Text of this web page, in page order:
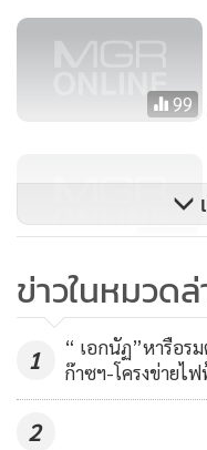
ขณะที่กระทรวงเกษตรแ
เกษตรกรปราดเปรื่อง
เรียนรู้การเพิ่มประสิทธิภ
ส่งเสริมเกษตรแบบแปลง
รับรองคุณภาพสินค้าประ
สินค้าเกษตรโดยการจด
GAP และธนาคารเพื่อก
โครงการเตรียมความพร้
รัฐและเอกชน
นายทองชัย ชวลิตพิเชฐ
อุตสาหกรรม (สศอ.)กล่าว
ปี 2565 ที่ผลผลิตลดลงแล
ถึงผลกระทบต่อความมั่น
99
214
ข่าวในหมวด
1
“ เอกนัฏ”หารือร
ก๊าซฯ-โครงข่ายไฟ
2